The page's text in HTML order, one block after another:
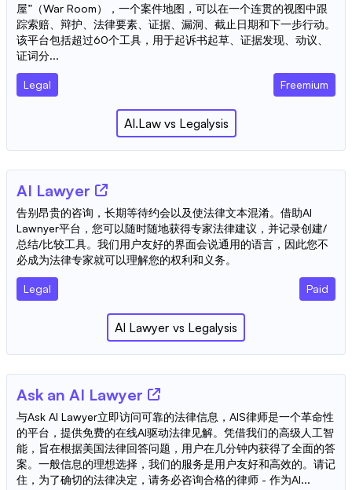
屋”（War Room），一个案件地图，可以在一个连贯的视图中跟
踪索赔、辩护、法律要素、证据、漏洞、截止日期和下一步行动。
该平台包括超过60个工具，用于起诉书起草、证据发现、动议、
证词分...
Legal Freemium
AI.Lawvs Legalysis
AI Lawyer
告别昂贵的咨询，长期等待约会以及使法律文本混淆。借助AI
Lawnyer平台，您可以随时随地获得专家法律建议，并记录创建/
总结/比较工具。我们用户友好的界面会说通用的语言，因此您不
必成为法律专家就可以理解您的权利和义务。
Legal Paid
AI Lawyer vs Legalysis
Ask an AI Lawyer
与Ask AI Lawyer立即访问可靠的法律信息，AIS律师是一个革命性
的平台，提供免费的在线AI驱动法律见解。凭借我们的高级人工智
能，旨在根据美国法律回答问题，用户在几分钟内获得了全面的答
案。一般信息的理想选择，我们的服务是用户友好和高效的。请记
住，为了确切的法律决定，请务必咨询合格的律师 - 作为AI...